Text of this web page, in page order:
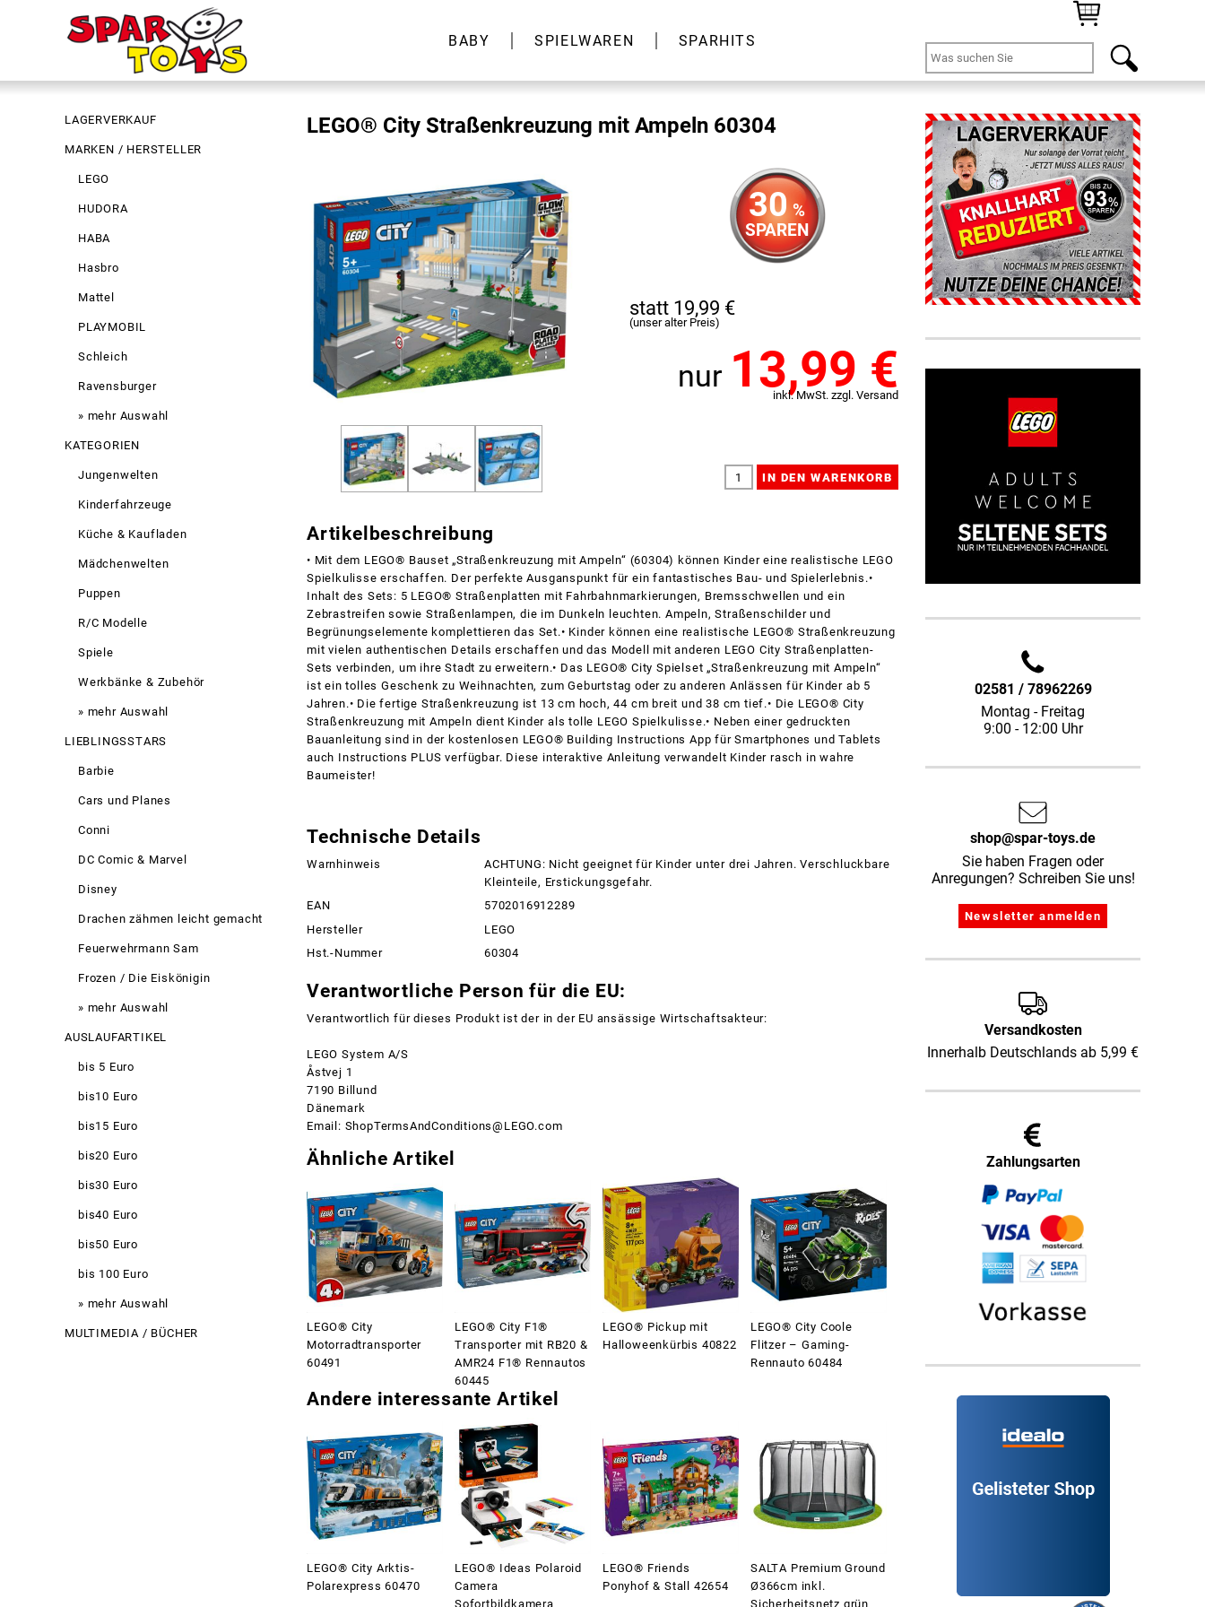
BABY SPIELWAREN SPARHITS
LAGERVERKAUF
MARKEN / HERSTELLER
LEGO
HUDORA
HABA
Hasbro
Mattel
PLAYMOBIL
Schleich
Ravensburger
» mehr Auswahl
KATEGORIEN
Jungenwelten
Kinderfahrzeuge
Küche & Kaufladen
Mädchenwelten
Puppen
R/C Modelle
Spiele
Werkbänke & Zubehör
» mehr Auswahl
LIEBLINGSSTARS
Barbie
Cars und Planes
Conni
DC Comic & Marvel
Disney
Drachen zähmen leicht gemacht
Feuerwehrmann Sam
Frozen / Die Eiskönigin
» mehr Auswahl
AUSLAUFARTIKEL
bis 5 Euro
bis10 Euro
bis15 Euro
bis20 Euro
bis30 Euro
bis40 Euro
bis50 Euro
bis 100 Euro
» mehr Auswahl
MULTIMEDIA / BÜCHER
LEGO® City Straßenkreuzung mit Ampeln 60304
30 %
SPAREN
statt 19,99 €
(unser alter Preis)
nur 13,99 €
inkl. MwSt. zzgl. Versand
Artikelbeschreibung
• Mit dem LEGO® Bauset „Straßenkreuzung mit Ampeln“ (60304) können Kinder eine realistische LEGO
Spielkulisse erschaffen. Der perfekte Ausganspunkt für ein fantastisches Bau- und Spielerlebnis.•
Inhalt des Sets: 5 LEGO® Straßenplatten mit Fahrbahnmarkierungen, Bremsschwellen und ein
Zebrastreifen sowie Straßenlampen, die im Dunkeln leuchten. Ampeln, Straßenschilder und
Begrünungselemente komplettieren das Set.• Kinder können eine realistische LEGO® Straßenkreuzung
mit vielen authentischen Details erschaffen und das Modell mit anderen LEGO City Straßenplatten-
Sets verbinden, um ihre Stadt zu erweitern.• Das LEGO® City Spielset „Straßenkreuzung mit Ampeln“
ist ein tolles Geschenk zu Weihnachten, zum Geburtstag oder zu anderen Anlässen für Kinder ab 5
Jahren.• Die fertige Straßenkreuzung ist 13 cm hoch, 44 cm breit und 38 cm tief.• Die LEGO® City
Straßenkreuzung mit Ampeln dient Kinder als tolle LEGO Spielkulisse.• Neben einer gedruckten
Bauanleitung sind in der kostenlosen LEGO® Building Instructions App für Smartphones und Tablets
auch Instructions PLUS verfügbar. Diese interaktive Anleitung verwandelt Kinder rasch in wahre
Baumeister!
Technische Details
Warnhinweis
ACHTUNG: Nicht geeignet für Kinder unter drei Jahren. Verschluckbare
Kleinteile, Erstickungsgefahr.
EAN
5702016912289
Hersteller
LEGO
Hst.-Nummer
60304
Verantwortliche Person für die EU:
Verantwortlich für dieses Produkt ist der in der EU ansässige Wirtschaftsakteur:
LEGO System A/S
Åstvej 1
7190 Billund
Dänemark
Email: ShopTermsAndConditions@LEGO.com
Ähnliche Artikel
LEGO® City
Motorradtransporter
60491
LEGO® City F1®
Transporter mit RB20 &
AMR24 F1® Rennautos
60445
LEGO® Pickup mit
Halloweenkürbis 40822
LEGO® City Coole
Flitzer – Gaming-
Rennauto 60484
Andere interessante Artikel
LEGO® City Arktis-
Polarexpress 60470
LEGO® Ideas Polaroid
Camera
Sofortbildkamera
LEGO® Friends
Ponyhof & Stall 42654
SALTA Premium Ground
Ø366cm inkl.
Sicherheitsnetz grün
02581 / 78962269
Montag - Freitag
9:00 - 12:00 Uhr
shop@spar-toys.de
Sie haben Fragen oder
Anregungen? Schreiben Sie uns!
Versandkosten
Innerhalb Deutschlands ab 5,99 €
Zahlungsarten